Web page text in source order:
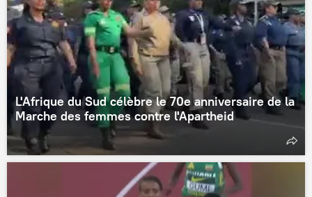
L'Afrique du Sud célèbre le 70e anniversaire de la
Marche des femmes contre l'Apartheid